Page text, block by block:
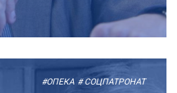
#ОПЕКА # СОЦПАТРОНАТ